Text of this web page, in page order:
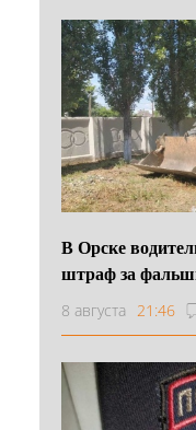
В Орске
штраф за
8 августа 21:46